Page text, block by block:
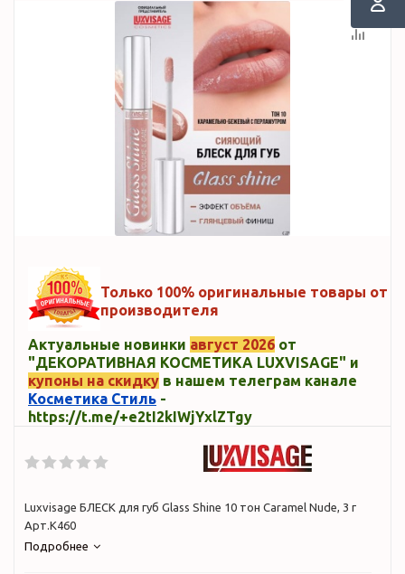
Только 100% оригинальные товары от
производителя
Актуальные новинки август 2026 от
"ДЕКОРАТИВНАЯ КОСМЕТИКА LUXVISAGE" и
купоны на скидку в нашем телеграм канале
Косметика Стиль -
https://t.me/+e2tI2kIWjYxlZTgy
Luxvisage БЛЕСК для губ Glass Shine 10 тон Caramel Nude, 3 г
Арт.К460
Подробнее